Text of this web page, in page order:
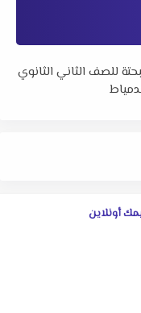
للصف الثاني الثانوي
أونلاين